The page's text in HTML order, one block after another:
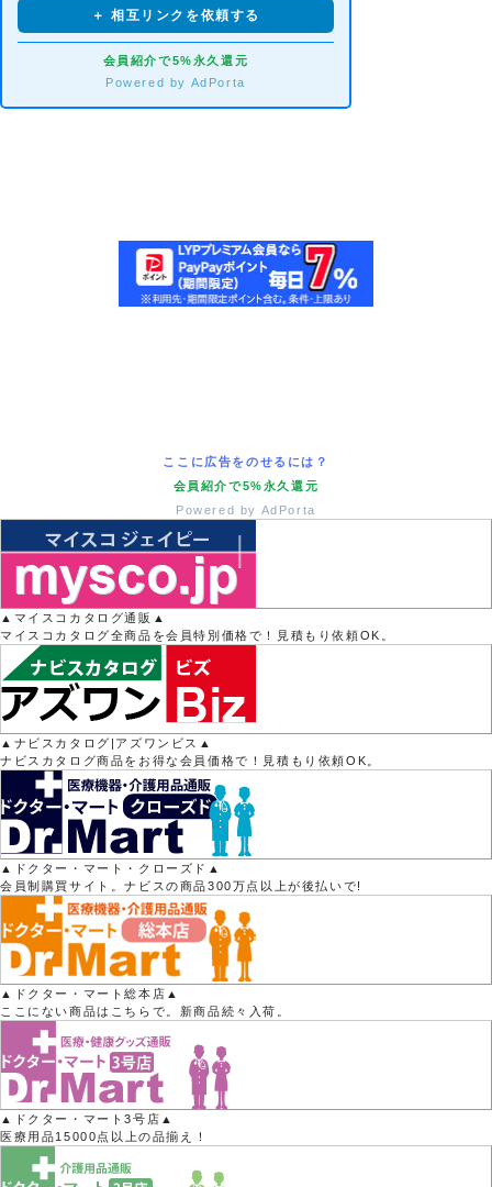
＋ 相互リンクを依頼する
会員紹介で5%永久還元
Powered by AdPorta
ここに広告をのせるには？
会員紹介で5%永久還元
Powered by AdPorta
▲マイスコカタログ通販▲
マイスコカタログ全商品を会員特別価格で！見積もり依頼OK。
▲ナビスカタログ|アズワンビス▲
ナビスカタログ商品をお得な会員価格で！見積もり依頼OK。
▲ドクター・マート・クローズド▲
会員制購買サイト。ナビスの商品300万点以上が後払いで!
▲ドクター・マート総本店▲
ここにない商品はこちらで。新商品続々入荷。
▲ドクター・マート3号店▲
医療用品15000点以上の品揃え！